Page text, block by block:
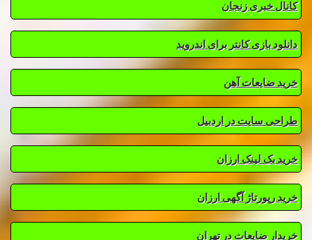
کانال خبری زنجان
دانلود بازی کانتر برای اندروید
خرید ضایعات آهن
طراحی سایت در اردبیل
خرید بک لینک ارزان
خرید رپورتاژ آگهی ارزان
خریدار ضایعات در تهران